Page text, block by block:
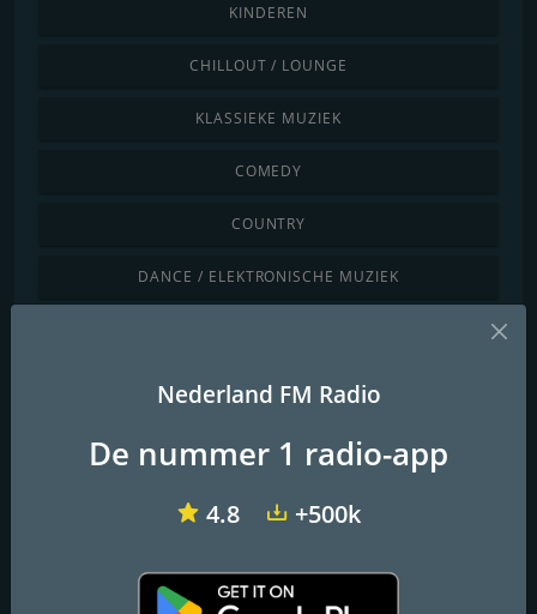
KINDEREN
CHILLOUT / LOUNGE
KLASSIEKE MUZIEK
COMEDY
COUNTRY
DANCE / ELEKTRONISCHE MUZIEK
JAZZ / BLUES
POP / HITS VAN VANDAAG
Nederland FM Radio
De nummer 1 radio-app
4.8 +500k